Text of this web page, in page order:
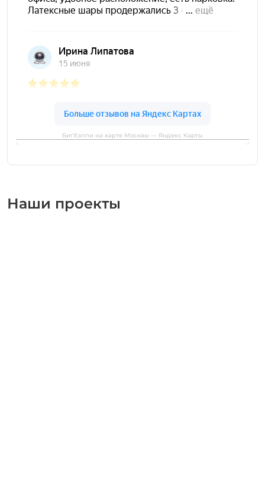
БигХэппи на карте Москвы — Яндекс Карты
Наши проекты